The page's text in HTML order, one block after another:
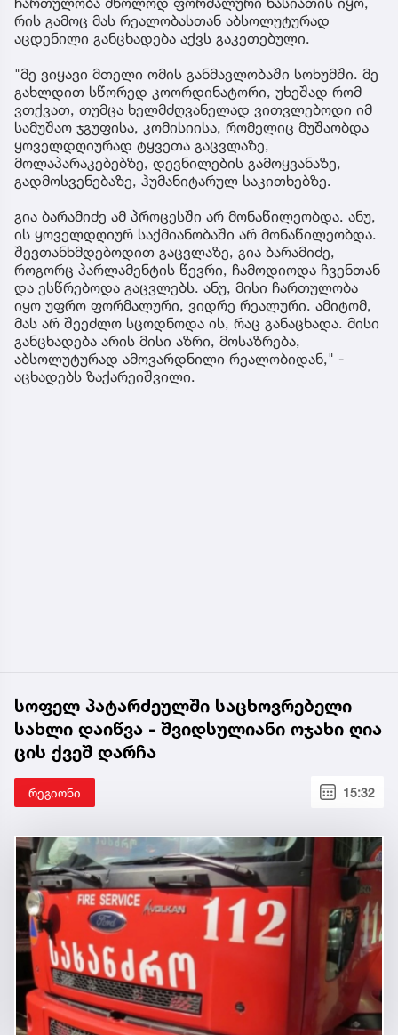
რის გამოც მას რეალობასთან აბსოლუტურად
აცდენილი განცხადება აქვს გაკეთებული.
"მე ვიყავი მთელი ომის განმავლობაში სოხუმში. მე
გახლდით სწორედ კოორდინატორი, უხეშად რომ
ვთქვათ, თუმცა ხელმძღვანელად ვითვლებოდი იმ
სამუშაო ჯგუფისა, კომისიისა, რომელიც მუშაობდა
ყოველდღიურად ტყვეთა გაცვლაზე,
მოლაპარაკებებზე, დევნილების გამოყვანაზე,
გადმოსვენებაზე, ჰუმანიტარულ საკითხებზე.
გია ბარამიძე ამ პროცესში არ მონაწილეობდა. ანუ,
ის ყოველდღიურ საქმიანობაში არ მონაწილეობდა.
შევთანხმდებოდით გაცვლაზე, გია ბარამიძე,
როგორც პარლამენტის წევრი, ჩამოდიოდა ჩვენთან
და ესწრებოდა გაცვლებს. ანუ, მისი ჩართულობა
იყო უფრო ფორმალური, ვიდრე რეალური. ამიტომ,
მას არ შეეძლო სცოდნოდა ის, რაც განაცხადა. მისი
განცხადება არის მისი აზრი, მოსაზრება,
აბსოლუტურად ამოვარდნილი რეალობიდან," -
აცხადებს ზაქარეიშვილი.
სოფელ პატარძეულში საცხოვრებელი
სახლი დაიწვა - შვიდსულიანი ოჯახი ღია
ცის ქვეშ დარჩა
რეგიონი 15:32